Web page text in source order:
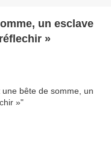
un esclave
»